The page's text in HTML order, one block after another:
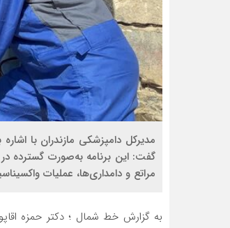
گفت: این برنامه به‌صورت گسترده
مراتع و دامداری‌ها، عملیات